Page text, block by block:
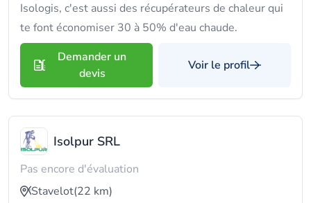
Isologis, c'est aussi des récupérateurs de chaleur qui
te font économiser 30 à 50% d'eau chaude.
Demander un
devis
Voir le profil
Isolpur SRL
Pas encore d'évaluation
Stavelot(22 km)